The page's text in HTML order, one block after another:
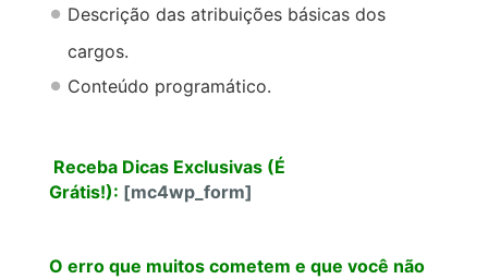
Descrição das atribuições básicas dos
cargos.
Conteúdo programático.
Receba Dicas Exclusivas (É
Grátis!): [mc4wp_form]
O erro que muitos cometem e que você não